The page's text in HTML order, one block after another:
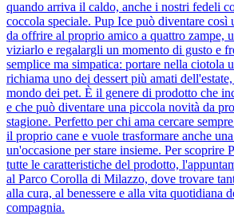
quando arriva il caldo, anche i nostri fedeli
coccola speciale. Pup Ice può diventare così
da offrire al proprio amico a quattro zampe,
viziarlo e regalargli un momento di gusto e
semplice ma simpatica: portare nella ciotola
richiama uno dei dessert più amati
mondo dei pet. È il genere di prodotto che
e che può diventare una piccola novità da
stagione. Perfetto per chi ama cercare
il proprio cane e vuole trasformare anche
un'occasione per stare insieme. Per scoprire
tutte le caratteristiche del prodotto,
al Parco Corolla di Milazzo, dove trovare
alla cura, al benessere e alla vita quotidiana
compagnia.